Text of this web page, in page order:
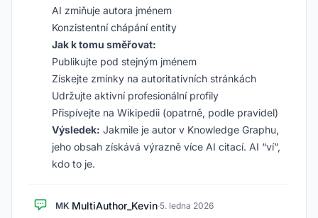
AI zmiňuje autora jménem
Konzistentní chápání entity
Jak k tomu směřovat:
Publikujte pod stejným jménem
Získejte zmínky na autoritativních stránkách
Udržujte aktivní profesionální profily
Přispívejte na Wikipedii (opatrně, podle pravidel)
Výsledek: Jakmile je autor v Knowledge Graphu,
jeho obsah získává výrazně více AI citací. AI “ví”,
kdo to je.
MK MultiAuthor_Kevin·5. ledna 2026